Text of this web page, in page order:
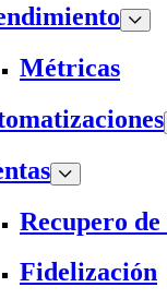
Métricas
Recupero de
Fidelización